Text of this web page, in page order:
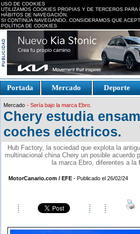
USO DE COOKIES
UTILIZAMOS COOKIES PROPIAS Y DE TERCEROS
HÁBITOS DE NAVEGACIÓN.
SI CONTINÚA NAVEGANDO, CONSIDERAMOS QUE
POLÍTICA DE COOKIES
Portada Mercado Deporte
Fake Watches
replica-
watch.is
Mercado - Sería bajo la marca Ebro.
Chery estudia
coches eléctricos.
Hub Factory, la sociedad que explota la
multinacional china Chery un posible
la marca Ebro, diferentes a
MotorCanario.com / EFE - Publicado el 26/02/24